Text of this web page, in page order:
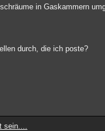
in Gaskammern
durch, die ich poste?
sein....